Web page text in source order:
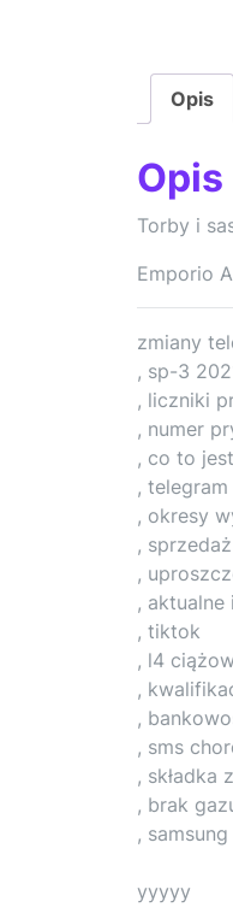
Opis
Opis
Torby i
Emporio
zmiany
, sp-3
, liczniki
, numer
, co to
,
, okresy
,
,
,
, tiktok
, l4
,
,
, sms
,
, brak
, samsung
yyyyy